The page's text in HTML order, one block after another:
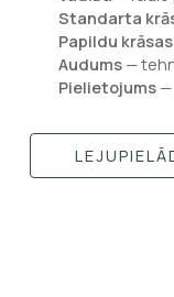
Standarta
Papildu krāsas
Audums—
Pielietojums—